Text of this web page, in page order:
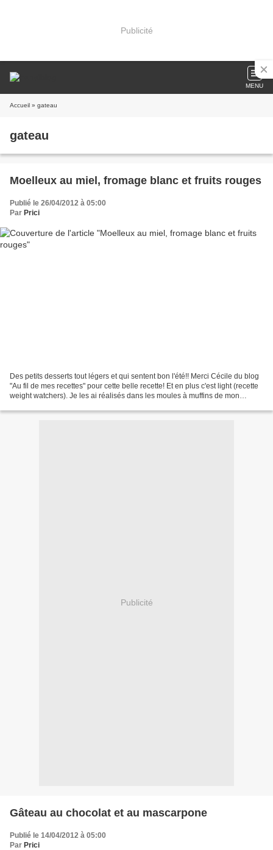
Publicité
MENU
Accueil » gateau
gateau
Moelleux au miel, fromage blanc et fruits rouges
Publié le 26/04/2012 à 05:00
Par Prici
Des petits desserts tout légers et qui sentent bon l'été!! Merci Cécile du blog
"Au fil de mes recettes" pour cette belle recette! Et en plus c'est light (recette
weight watchers). Je les ai réalisés dans les moules à muffins de mon
Publicité
Gâteau au chocolat et au mascarpone
Publié le 14/04/2012 à 05:00
Par Prici